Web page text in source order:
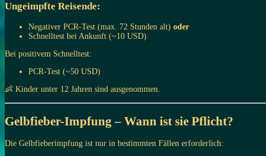
Ungeimpfte Reisende:
Negativer PCR-Test (max. 72 Stunden alt) oder
Schnelltest bei Ankunft (~10 USD)
Bei positivem Schnelltest:
PCR-Test (~50 USD)
👶 Kinder unter 12 Jahren sind ausgenommen.
Gelbfieber-Impfung – Wann ist sie Pflicht?
Die Gelbfieberimpfung ist nur in bestimmten Fällen erforderlich: